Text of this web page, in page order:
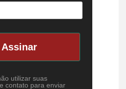
Assinar
utilizar suas
contato para enviar